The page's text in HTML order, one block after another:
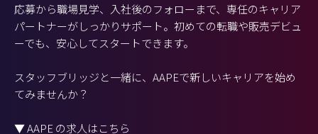
応募から職場見学、入社後のフォローまで、専任のキャリア
パートナーがしっかりサポート。初めての転職や販売デビュ
ーでも、安心してスタートできます。
スタッフブリッジと一緒に、AAPEで新しいキャリアを始め
てみませんか？
▼ AAPE の求人はこちら